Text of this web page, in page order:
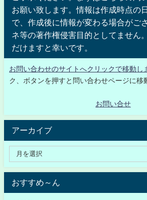
お願い致します。情報は作成時点の
で、作成後に情報が変わる場合がご
ネ等の著作権侵害目的としてません
だけますと幸いです。
お問い合わせのサイトへクリックで移動し
ク、ボタンを押すと問い合わせページに移
お問い合せ
アーカイブ
おすすめ～ん